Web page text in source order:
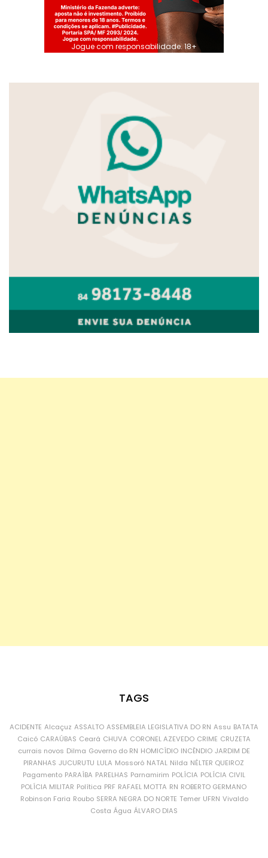
Jogue com responsabilidade. 18+
TAGS
ACIDENTE Alcaçuz ASSALTO ASSEMBLEIA LEGISLATIVA DO RN Assu BATATA
Caicó CARAÚBAS Ceará CHUVA CORONEL AZEVEDO CRIME CRUZETA
currais novos Dilma Governo do RN HOMICÍDIO INCÊNDIO JARDIM DE
PIRANHAS JUCURUTU LULA Mossoró NATAL Nilda NÉLTER QUEIROZ
Pagamento PARAÍBA PARELHAS Parnamirim POLÍCIA POLÍCIA CIVIL
POLÍCIA MILITAR Política PRF RAFAEL MOTTA RN ROBERTO GERMANO
Robinson Faria Roubo SERRA NEGRA DO NORTE Temer UFRN Vivaldo
Costa Água ÁLVARO DIAS